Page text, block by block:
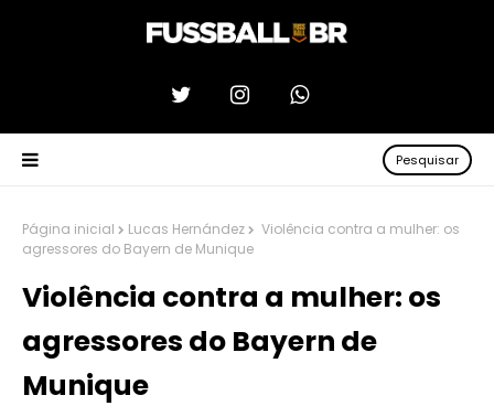
Pesquisar
Página inicial Lucas Hernández
Violência contra a mulher: os
agressores do Bayern de Munique
Violência contra a mulher: os
agressores do Bayern de
Munique